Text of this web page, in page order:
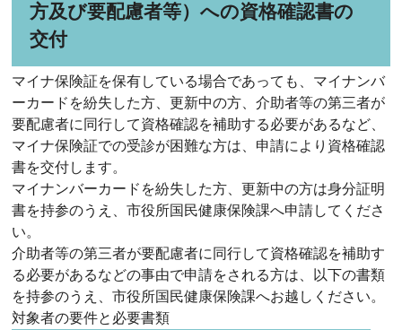
方及び要配慮者等）への資格確認書の
交付
マイナ保険証を保有している場合であっても、マイナンバ
ーカードを紛失した方、更新中の方、介助者等の第三者が
要配慮者に同行して資格確認を補助する必要があるなど、
マイナ保険証での受診が困難な方は、申請により資格確認
書を交付します。
マイナンバーカードを紛失した方、更新中の方は身分証明
書を持参のうえ、市役所国民健康保険課へ申請してくださ
い。
介助者等の第三者が要配慮者に同行して資格確認を補助す
る必要があるなどの事由で申請をされる方は、以下の書類
を持参のうえ、市役所国民健康保険課へお越しください。
対象者の要件と必要書類